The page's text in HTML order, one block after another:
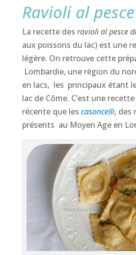
Ravioli al
La recette des ravioli al pesce
aux poissons du lac) est une
légère. On retrouve cette
Lombardie, une région du
en lacs, les principaux étant
lac de Côme. C’est une
récente que les casoncelli, des
présents au Moyen Age en